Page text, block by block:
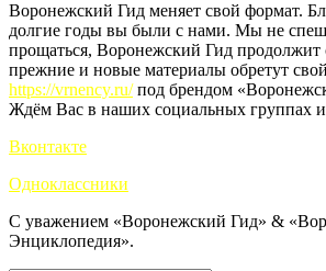
Воронежский Гид меняет свой формат.
долгие годы вы были с нами. Мы не
прощаться, Воронежский Гид продолжит
прежние и новые материалы обретут
https://vrnency.ru/под брендом
Ждём Вас в наших социальных группах и
Вконтакте
Одноклассники
С уважением «Воронежский Гид» &
Энциклопедия».